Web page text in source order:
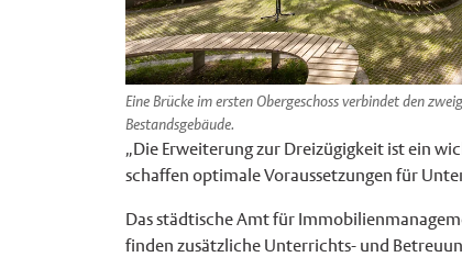
Eine Brücke im ersten Obergeschoss verbindet den
Bestandsgebäude.
„Die Erweiterung zur Dreizügigkeit ist ein
schaffen optimale Voraussetzungen für
Das städtische Amt für
finden zusätzliche Unterrichts- und